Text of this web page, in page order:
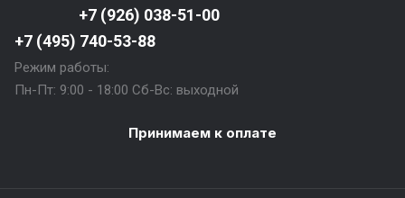
+7 (926) 038-51-00
+7 (495) 740-53-88
Режим работы:
Пн-Пт: 9:00 - 18:00 Сб-Вс: выходной
Принимаем к оплате